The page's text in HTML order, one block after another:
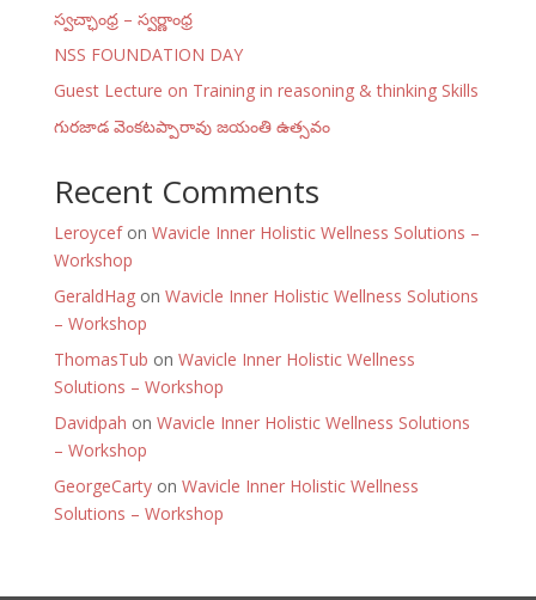
స్వచ్ఛాంధ్ర – స్వర్ణాంధ్ర
NSS FOUNDATION DAY
Guest Lecture on Training in reasoning & thinking Skills
గురజాడ వెంకటప్పారావు జయంతి ఉత్సవం
Recent Comments
Leroycefon Wavicle Inner Holistic Wellness Solutions –
Workshop
GeraldHagon Wavicle Inner Holistic Wellness Solutions
– Workshop
ThomasTub on Wavicle Inner Holistic Wellness
Solutions – Workshop
Davidpah on Wavicle Inner Holistic Wellness Solutions
– Workshop
GeorgeCartyon Wavicle Inner Holistic Wellness
Solutions – Workshop